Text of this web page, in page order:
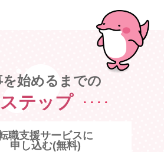
を始めるまでの
テップ
職支援サービスに
申し込む(無料)